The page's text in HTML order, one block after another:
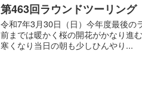
第463回ラウンドツーリン
令和7年3月30日（日）今年度最後の
前までは暖かく桜の開花がかなり進
寒くなり当日の朝も少しひんやり...